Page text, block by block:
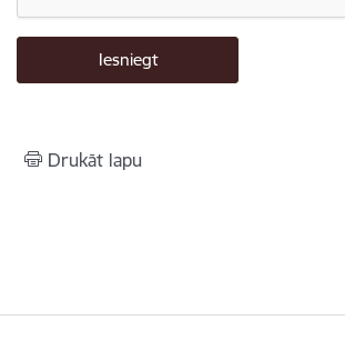
Drukāt lapu